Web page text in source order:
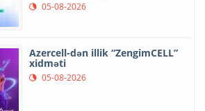
05-08-2026
Azercell-dən illik “ZengimCELL”
xidməti
05-08-2026